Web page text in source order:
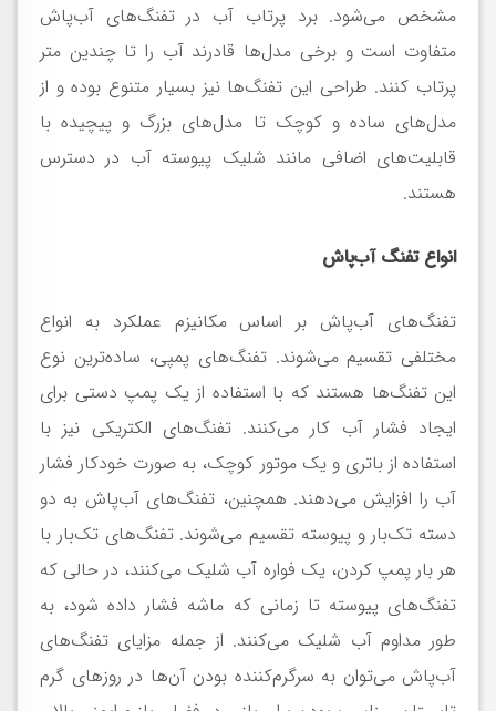
مشخص می‌شود. برد پرتاب آب در تفنگ‌های آب‌پاش
متفاوت است و برخی مدل‌ها قادرند آب را تا چندین متر
پرتاب کنند. طراحی این تفنگ‌ها نیز بسیار متنوع بوده و از
مدل‌های ساده و کوچک تا مدل‌های بزرگ و پیچیده با
قابلیت‌های اضافی مانند شلیک پیوسته آب در دسترس
هستند.
انواع تفنگ آب‌پاش
تفنگ‌های آب‌پاش بر اساس مکانیزم عملکرد به انواع
مختلفی تقسیم می‌شوند. تفنگ‌های پمپی، ساده‌ترین نوع
این تفنگ‌ها هستند که با استفاده از یک پمپ دستی برای
ایجاد فشار آب کار می‌کنند. تفنگ‌های الکتریکی نیز با
استفاده از باتری و یک موتور کوچک، به صورت خودکار فشار
آب را افزایش می‌دهند. همچنین، تفنگ‌های آب‌پاش به دو
دسته تک‌بار و پیوسته تقسیم می‌شوند. تفنگ‌های تک‌بار با
هر بار پمپ کردن، یک فواره آب شلیک می‌کنند، در حالی که
تفنگ‌های پیوسته تا زمانی که ماشه فشار داده شود، به
طور مداوم آب شلیک می‌کنند. از جمله مزایای تفنگ‌های
آب‌پاش می‌توان به سرگرم‌کننده بودن آن‌ها در روزهای گرم